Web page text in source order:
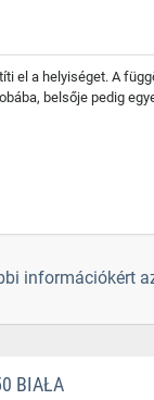
a helyiséget. A
belsője pedig
információkért
BIAŁA